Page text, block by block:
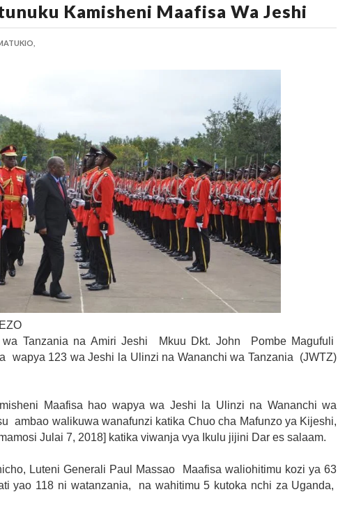
2026
WA WIZARA YA FEDHA WATAKIWA KUZINGATIA WELEDI NA
07 2026
KIPYA CHA VIWANGO VYA FAIDA VYA DHAMANA ZA SERIKALI
2026
Yalirudi Nyuma Ghafla Baada Ya Nyota Yangu Ya Mafanikio Kuibiwa
Kupata Mwenza Kutoka Nje Ya Nchi Wa Kujenga Naye Maisha
2026
Kupata Mtoto Wa Kiume Wa Kurithishwa Jina Na Mali Zangu Baada
2026
AFRICA50, YAIMARISHA USHIRIKIANO KATIKA
07 2026
NA KUWAAGA WAJUMBE WA BODI MNMA WALIOMALIZA
07 2026
Kamisheni Maafisa Wa Jeshi
wa Tanzania na Amiri Jeshi Mkuu Dkt. John Pombe Magufuli
wapya 123 wa Jeshi la Ulinzi na Wananchi wa Tanzania (JWTZ)
Maafisa hao wapya wa Jeshi la Ulinzi na Wananchi wa
ambao walikuwa wanafunzi katika Chuo cha Mafunzo ya Kijeshi,
Julai 7, 2018] katika viwanja vya Ikulu jijini Dar es salaam.
Luteni Generali Paul Massao Maafisa waliohitimu kozi ya 63
yao 118 ni watanzania, na wahitimu 5 kutoka nchi za Uganda,